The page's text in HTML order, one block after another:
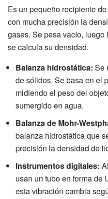
Es un pequeño recipiente
con mucha precisión la
gases. Se pesa vacío,
se calcula su densidad.
Balanza hidrostática: Se
de sólidos. Se basa en el
midiendo el peso del
sumergido en agua.
Balanza de Mohr-
balanza hidrostática que
precisión la densidad de
Instrumentos digitales:
usan un tubo en forma de
esta vibración cambia